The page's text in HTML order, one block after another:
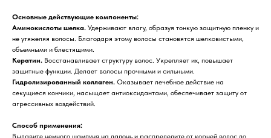
Основные действующие компоненты:
Аминокислоты шелка. Удерживают влагу, образуя тонкую защитную пленку и
не утяжеляя волосы. Благодаря этому волосы становятся шелковистыми,
объемными и блестящими.
Кератин. Восстанавливает структуру волос. Укрепляет их, повышает
защитные функции. Делает волосы прочными и сильными.
Гидролизированный коллаген. Оказывает лечебное действие на
секущиеся кончики, насыщает антиоксидантами, обеспечивает защиту от
агрессивных воздействий.
Способ применения:
Выдавите немного шампуня на ладонь и распределите от корней волос до
Для клиента
Доставка и оплата
Контакты
О нас
Отзывы
Контакты